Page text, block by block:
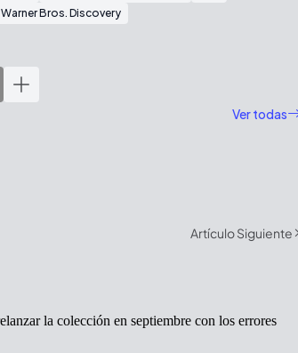
Warner Bros. Discovery
Ver todas
Artículo Siguiente